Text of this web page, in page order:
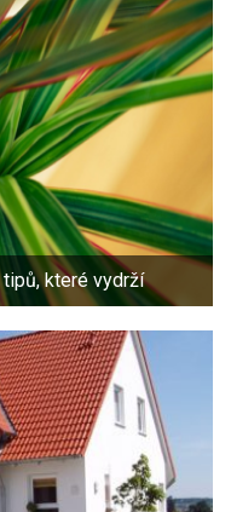
které vydrží